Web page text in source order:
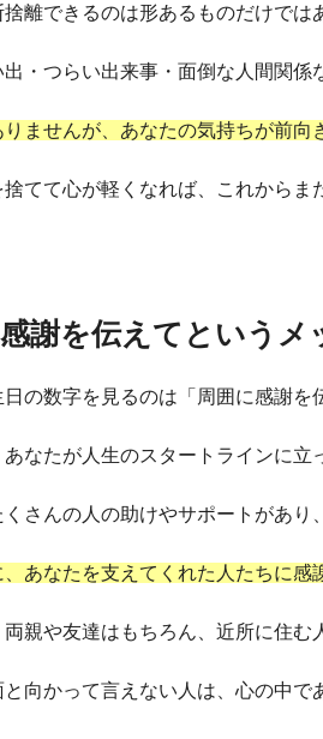
捨離できるのは形あるものだけでは
・つらい出来事・面倒な人間関係
ませんが、あなたの気持ちが前
てて心が軽くなれば、これからま
謝を伝えてというメ
日の数字を見るのは「周囲に感謝を
なたが人生のスタートラインに立
さんの人の助けやサポートがあり
、あなたを支えてくれた人たちに感
親や友達はもちろん、近所に住む
向かって言えない人は、心の中で